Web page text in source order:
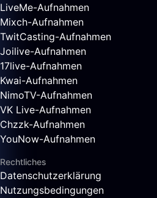
LiveMe-Aufnahmen
Mixch-Aufnahmen
TwitCasting-Aufnahmen
Joilive-Aufnahmen
17live-Aufnahmen
Kwai-Aufnahmen
NimoTV-Aufnahmen
VK Live-Aufnahmen
Chzzk-Aufnahmen
YouNow-Aufnahmen
Rechtliches
Datenschutzerklärung
Nutzungsbedingungen